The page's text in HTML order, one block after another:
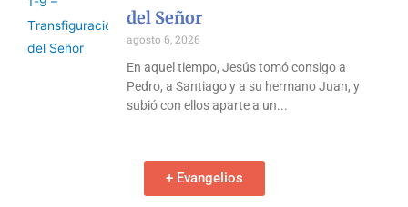
del Señor
agosto 6, 2026
En aquel tiempo, Jesús tomó consigo a
Pedro, a Santiago y a su hermano Juan, y
subió con ellos aparte a un
+ Evangelios